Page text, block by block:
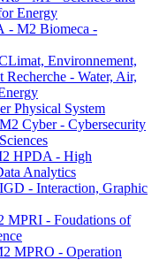
Energy
- M2 Biomeca -
Environnement,
Recherche - Water, Air,
Physical System
Cyber - Cybersecurity
HPDA - High
Analytics
- Interaction, Graphic
MPRI - Foudations of
MPRO - Operation